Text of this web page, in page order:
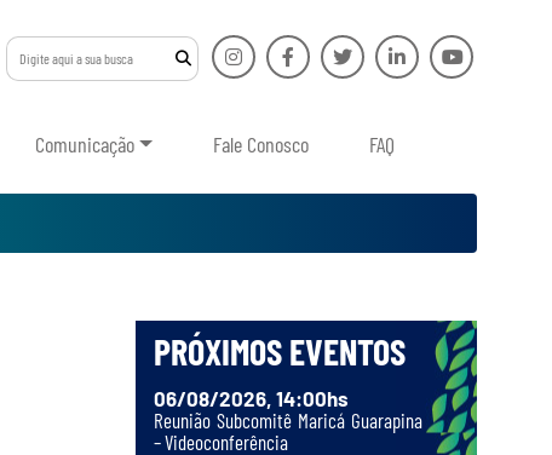
Comunicação Fale Conosco FAQ
PRÓXIMOS EVENTOS
06/08/2026, 14:00hs
Reunião Subcomitê Maricá Guarapina
– Videoconferência